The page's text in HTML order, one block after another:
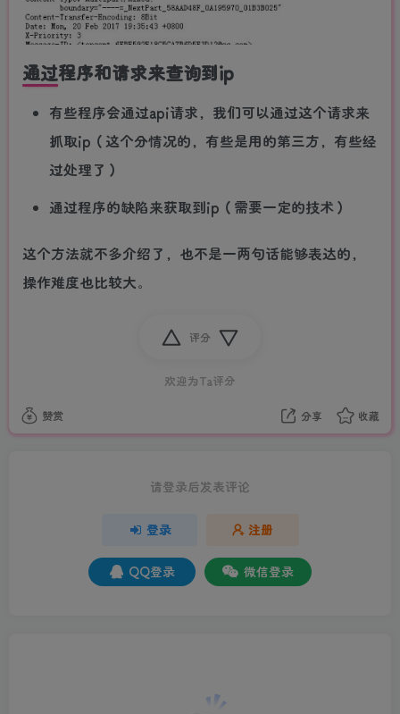
通过程序和请求来查询到ip
有些程序会通过api请求，我们可以通过这个请求来
抓取ip（这个分情况的，有些是用的第三方，有些经
过处理了）
通过程序的缺陷来获取到ip（需要一定的技术）
这个方法就不多介绍了，也不是一两句话能够表达的，
操作难度也比较大。
评分
欢迎为Ta评分
赞赏 分享 收藏
请登录后发表评论
登录 注册
QQ登录 微信登录